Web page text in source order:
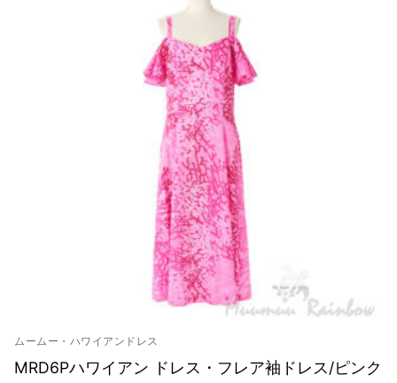
アクセス
お問い合わせ
宅配レンタル
ムームー・ハワイアンドレス
MRD6Pハワイアン ドレス・フレア袖ドレス/ピンク